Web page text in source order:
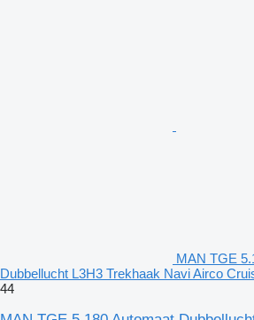
MAN TGE
Dubbellucht L3H3 Trekhaak Navi Airco
44